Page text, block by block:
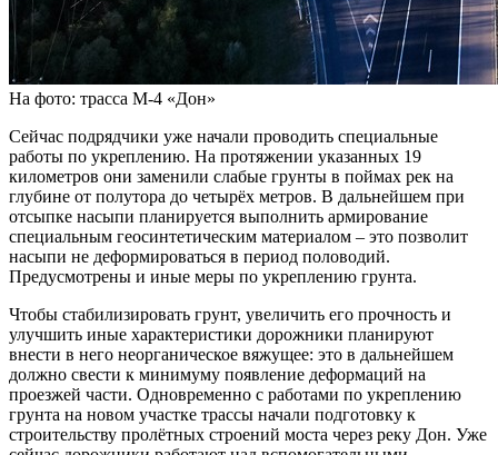
На фото: трасса М-4 «Дон»
Сейчас подрядчики уже начали проводить специальные
работы по укреплению. На протяжении указанных 19
километров они заменили слабые грунты в поймах рек на
глубине от полутора до четырёх метров. В дальнейшем при
отсыпке насыпи планируется выполнить армирование
специальным геосинтетическим материалом – это позволит
насыпи не деформироваться в период половодий.
Предусмотрены и иные меры по укреплению грунта.
Чтобы стабилизировать грунт, увеличить его прочность и
улучшить иные характеристики дорожники планируют
внести в него неорганическое вяжущее: это в дальнейшем
должно свести к минимуму появление деформаций на
проезжей части. Одновременно с работами по укреплению
грунта на новом участке трассы начали подготовку к
строительству пролётных строений моста через реку Дон. Уже